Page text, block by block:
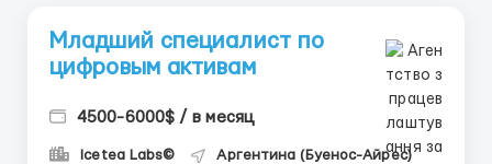
Младший специалист по
цифровым активам
4500-6000$ / в месяц
Icetea Labs© Аргентина (Буенос-Айрес)